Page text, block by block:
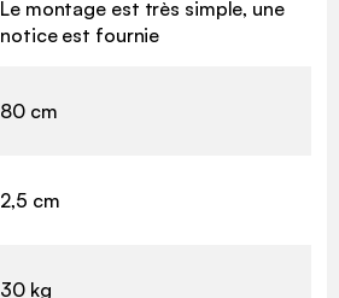
Le montage est très simple, une
notice est fournie
80 cm
2,5 cm
30 kg